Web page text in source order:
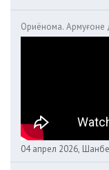
Ориёнома.
04 апрел 2026, Шанбе